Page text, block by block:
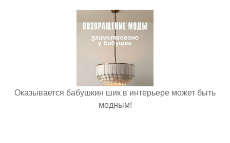
Оказывается бабушкин шик в интерьере может быть
модным!